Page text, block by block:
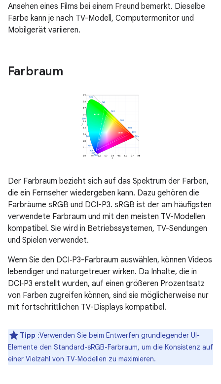
Ansehen eines Films bei einem Freund bemerkt. Dieselbe
Farbe kann je nach TV-Modell, Computermonitor und
Mobilgerät variieren.
Farbraum
Der Farbraum bezieht sich auf das Spektrum der Farben,
die ein Fernseher wiedergeben kann. Dazu gehören die
Farbräume sRGB und DCI-P3. sRGB ist der am häufigsten
verwendete Farbraum und mit den meisten TV-Modellen
kompatibel. Sie wird in Betriebssystemen, TV-Sendungen
und Spielen verwendet.
Wenn Sie den DCI‑P3-Farbraum auswählen, können Videos
lebendiger und naturgetreuer wirken. Da Inhalte, die in
DCI‑P3 erstellt wurden, auf einen größeren Prozentsatz
von Farben zugreifen können, sind sie möglicherweise nur
mit fortschrittlichen TV-Displays kompatibel.
Tipp :Verwenden Sie beim Entwerfen grundlegender UI-
Elemente den Standard-sRGB-Farbraum, um die Konsistenz auf
einer Vielzahl von TV-Modellen zu maximieren.